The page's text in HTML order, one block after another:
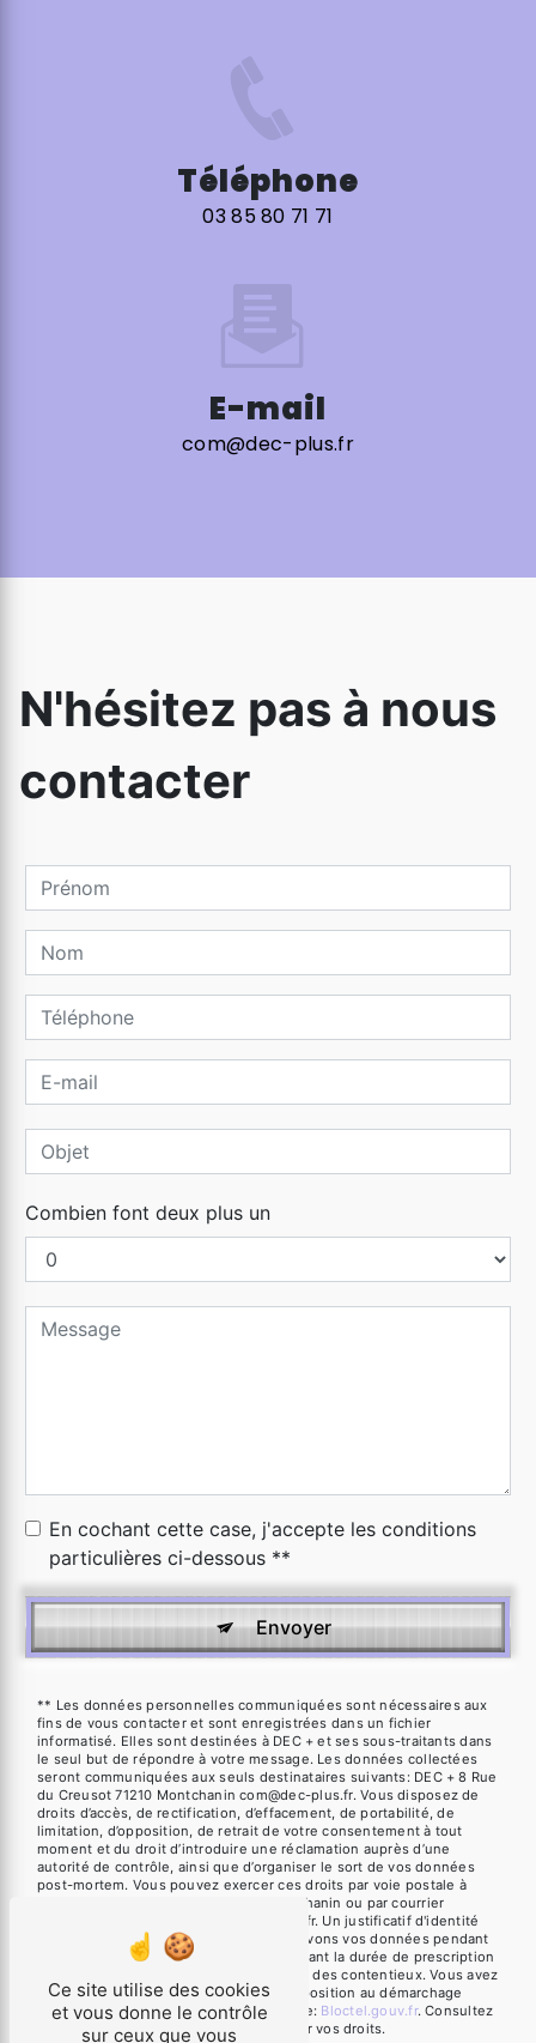
Téléphone
03 85 80 71 71
E-mail
com@dec-plus.fr
N'hésitez pas à nous
contacter
Combien font deux plus un
En cochant cette case, j'accepte les conditions
particulières ci-dessous **
Envoyer
** Les données personnelles communiquées sont nécessaires aux
fins de vous contacter et sont enregistrées dans un fichier
informatisé. Elles sont destinées à DEC + et ses sous-traitants dans
le seul but de répondre à votre message. Les données collectées
seront communiquées aux seuls destinataires suivants: DEC + 8 Rue
du Creusot 71210 Montchanin com@dec-plus.fr. Vous disposez de
droits d’accès, de rectification, d’effacement, de portabilité, de
limitation, d’opposition, de retrait de votre consentement à tout
moment et du droit d’introduire une réclamation auprès d’une
autorité de contrôle, ainsi que d’organiser le sort de vos données
post-mortem. Vous pouvez exercer ces droits par voie postale à
l'adresse 8 Rue du Creusot 71210 Montchanin ou par courrier
électronique à l'adresse com@dec-plus.fr. Un justificatif d'identité
pourra vous être demandé. Nous conservons vos données pendant
la période de prise de contact puis pendant la durée de prescription
légale aux fins probatoires et de gestion des contentieux. Vous avez
le droit de vous inscrire sur la liste d'opposition au démarchage
téléphonique, disponible à cette adresse: Bloctel.gouv.fr. Consultez
le site cnil.fr pour plus d’informations sur vos droits.
Ce site utilise des cookies
et vous donne le contrôle
sur ceux que vous